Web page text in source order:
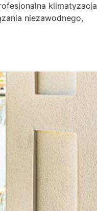
klimatyzacja
niezawodnego,